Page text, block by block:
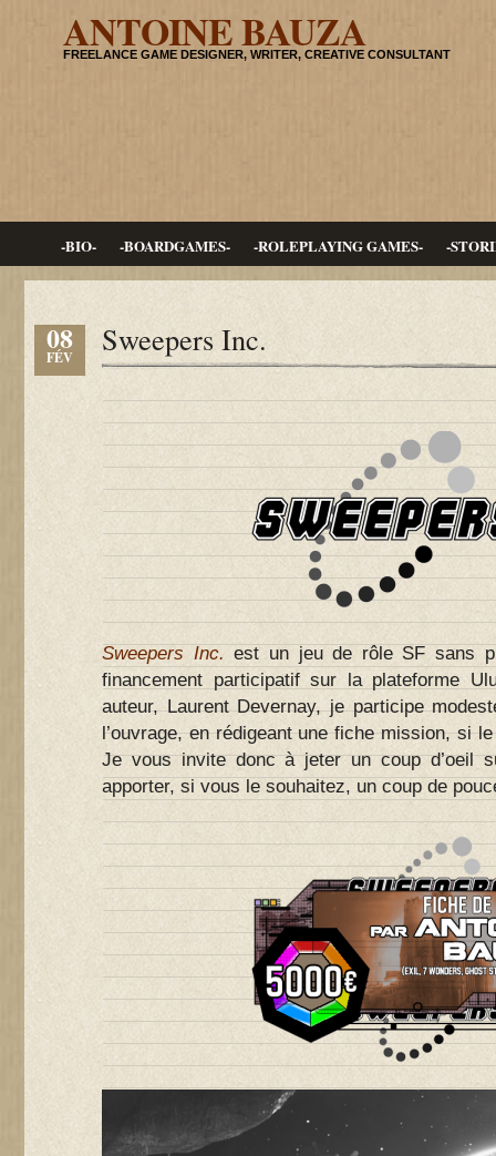
ANTOINE BAUZA
FREELANCE GAME DESIGNER, WRITER, CREATIVE CONSULTANT
-BIO- -BOARDGAMES- -ROLEPLAYING GAMES- -
08
FÉV Sweepers Inc.
Sweepers Inc. est un jeu de rôle SF sans
financement participatif sur la plateforme
auteur, Laurent Devernay, je participe
l’ouvrage, en rédigeant une fiche mission, si
Je vous invite donc à jeter un coup d’oeil
apporter, si vous le souhaitez, un coup de